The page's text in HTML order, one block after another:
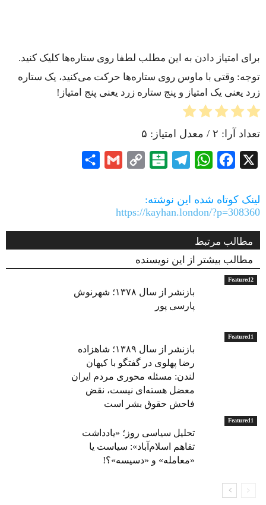
برای امتیاز دادن به این مطلب لطفا روی ستاره‌ها کلیک کنید.
توجه: وقتی با ماوس روی ستاره‌ها حرکت می‌کنید، یک ستاره
زرد یعنی یک امتیاز و پنج ستاره زرد یعنی پنج امتیاز!
تعداد آرا: ۲ / معدل امتیاز: ۵
X
Facebook
WhatsApp
Telegram
Balatarin
Copy
Gmail
لینک کوتاه شده این نوشته:
https://kayhan.london/?p=308360
مطالب مرتبط
مطالب بیشتر از این نویسنده
Featured2
بازنشر از سال ۱۳۷۸؛ شهرنوش
پارسی پور
Featured1
بازنشر از سال ۱۳۸۹؛ شاهزاده
رضا پهلوی در گفتگو با کیهان
لندن: مسئله محوری مردم ایران
معضل هسته‌ای نیست، نقض
فاحش حقوق بشر است
Featured1
تحلیل سیاسی روز؛ «یادداشت
تفاهم اسلام‌آباد»: سیاست یا
«معامله» و «دسیسه»؟!